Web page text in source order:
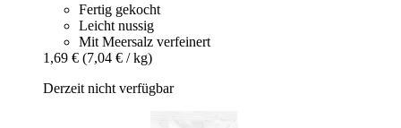
Fertig gekocht
Leicht nussig
Mit Meersalz verfeinert
1,69 € (7,04 € / kg)
Derzeit nicht verfügbar